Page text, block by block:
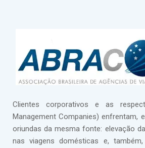
Clientes corporativos e as
Management Companies) enfrentam,
oriundas da mesma fonte: elevação
nas viagens domésticas e,